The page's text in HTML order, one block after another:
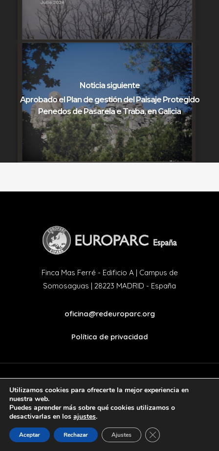
Noticia siguiente
Aprobado el Plan de gestión del Paisaje Protegido
Penedos de Pasarela e Traba, en Galicia
Finca Mas Ferré - Edificio A | Campus de
Somosaguas | 28223 MADRID - España
oficina@redeuroparc.org
Política de privacidad
twitter facebook
© 2022. Handcrafted with love byMr. Addison
Utilizamos cookies para ofrecerte la mejor experiencia en
nuestra web.
Puedes aprender más sobre qué cookies utilizamos o
desactivarlas en los ajustes.
Aceptar Rechazar Ajustes Cerrar el banner de